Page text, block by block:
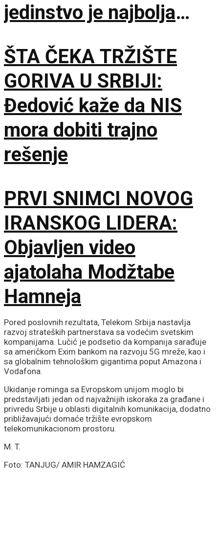
jedinstvo je najbolja
ŠTA ČEKA TRŽIŠTE
GORIVA U SRBIJI:
Đedović kaže da NIS
mora dobiti trajno
rešenje
PRVI SNIMCI NOVOG
IRANSKOG LIDERA:
Objavljen video
ajatolaha Modžtabe
Hamneja
Pored poslovnih rezultata, Telekom Srbija nastavlja
razvoj strateških partnerstava sa vodećim svetskim
kompanijama. Lučić je podsetio da kompanija sarađuje
sa američkom Exim bankom na razvoju 5G mreže, kao i
sa globalnim tehnološkim gigantima poput Amazona i
Vodafona.
Ukidanje rominga sa Evropskom unijom moglo bi
predstavljati jedan od najvažnijih iskoraka za građane i
privredu Srbije u oblasti digitalnih komunikacija, dodatno
približavajući domaće tržište evropskom
telekomunikacionom prostoru.
M. T.
Foto: TANJUG/ AMIR HAMZAGIĆ